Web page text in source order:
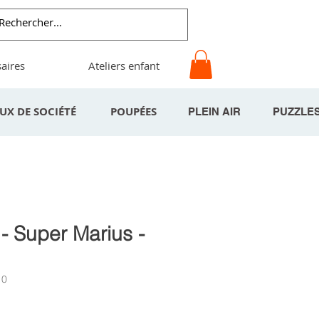
Ateliers enfant
DE SOCIÉTÉ POUPÉES PLEIN AIR
Super Marius -